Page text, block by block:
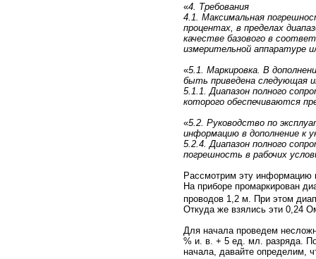
«4. Требования
4.1. Максимальная
процентах, в пределах
качестве базового в
измерительной аппаратуре
«5.1. Маркировка. В
быть приведена следующая
5.1.1. Диапазон полного
которого обеспечиваются
«5.2. Руководство по
информацию в дополнение к
5.2.4. Диапазон полного
погрешность в рабочих
Рассмотрим эту информацию
На приборе промаркирован
проводов 1,2 м. При этом
Откуда же взялись эти 0,24
Для начала проведем
% и. в. + 5 ед. мл. разряда.
начала, давайте определим,